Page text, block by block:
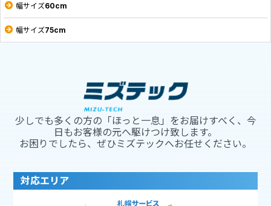
幅サイズ60cm
幅サイズ75cm
少しでも多くの方の「ほっと一息」をお届けすべく、今
日もお客様の元へ駆けつけ致します。
お困りでしたら、ぜひミズテックへお任せください。
対応エリア